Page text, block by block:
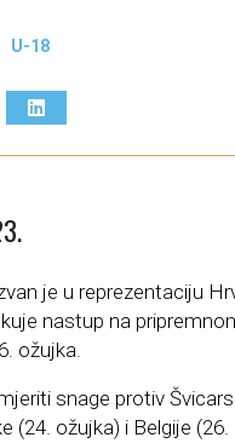
U-18
je u reprezentaciju
nastup na
ožujka.
snage protiv
(24. ožujka) i Belgije (26.